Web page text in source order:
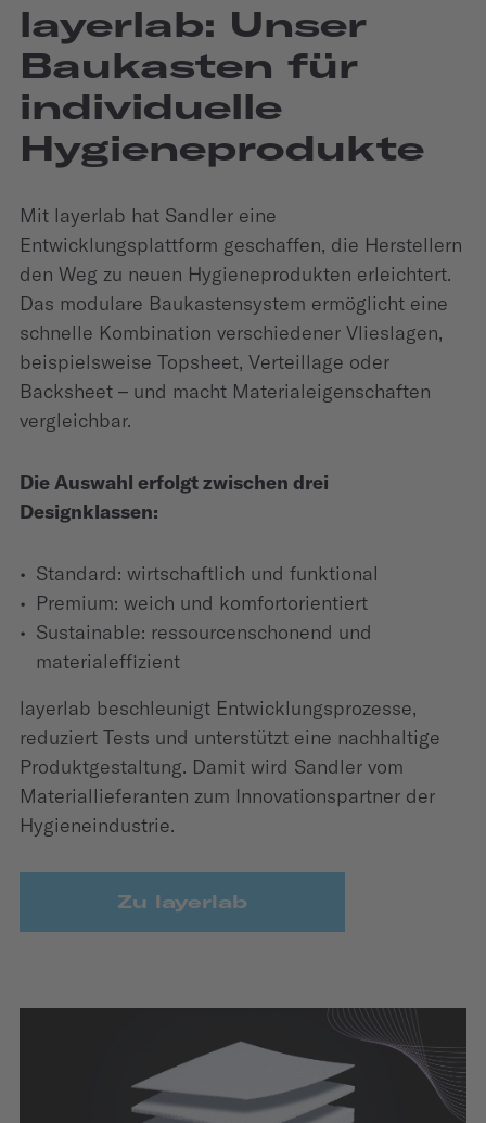
layerlab: Unser
Baukasten für
individuelle
Hygieneprodukte
Mit layerlab hat Sandler eine
Entwicklungsplattform geschaffen, die Herstellern
den Weg zu neuen Hygieneprodukten erleichtert.
Das modulare Baukastensystem ermöglicht eine
schnelle Kombination verschiedener Vlieslagen,
beispielsweise Topsheet, Verteillage oder
Backsheet – und macht Materialeigenschaften
vergleichbar.
Die Auswahl erfolgt zwischen drei
Designklassen:
Standard: wirtschaftlich und funktional
Premium: weich und komfortorientiert
Sustainable: ressourcenschonend und
materialeffizient
layerlab beschleunigt Entwicklungsprozesse,
reduziert Tests und unterstützt eine nachhaltige
Produktgestaltung. Damit wird Sandler vom
Materiallieferanten zum Innovationspartner der
Hygieneindustrie.
Zu layerlab